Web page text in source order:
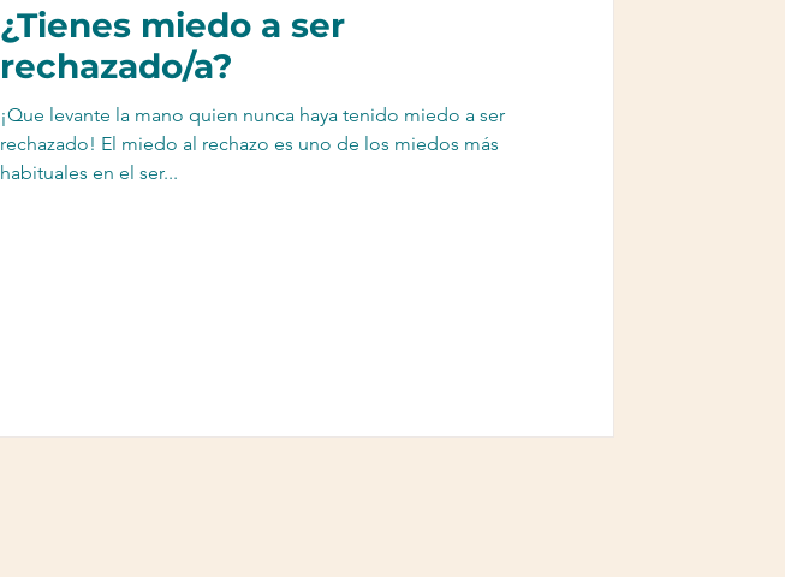
¿Tienes miedo a ser
rechazado/a?
¡Que levante la mano quien nunca haya tenido miedo a ser
rechazado! El miedo al rechazo es uno de los miedos más
habituales en el ser...